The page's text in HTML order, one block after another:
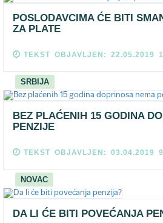
POSLODAVCIMA ĆE BITI
ZA PLATE
TEKST OBJAVLJEN: 22.05.2019
SRBIJA
BEZ PLAĆENIH 15 GODINA
PENZIJE
TEKST OBJAVLJEN: 03.04.2019
NOVAC
DA LI ĆE BITI POVEĆANJA